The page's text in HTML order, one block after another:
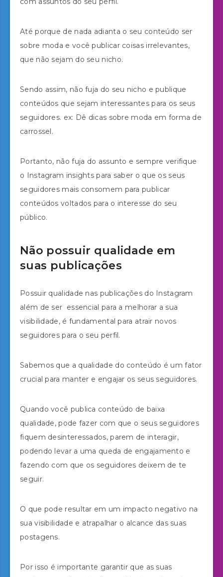
Até porque de nada adianta o seu conteúdo ser
sobre moda e você publicar coisas irrelevantes,
que não sejam do seu nicho.
Sendo assim, não fuja do seu nicho e publique
conteúdos que sejam interessantes para os seus
seguidores. ex: Dê dicas sobre moda em forma de
carrossel.
Portanto, não fuja do assunto e sempre verifique
o Instagram insights para saber o que os seus
seguidores mais consomem para publicar
conteúdos voltados para o interesse do seu
público.
Não possuir qualidade em
suas publicações
Possuir qualidade nas publicações do Instagram
além de ser essencial para a melhorar a sua
visibilidade, é fundamental para atrair novos
seguidores para o seu perfil.
Sabemos que a qualidade do conteúdo é um fator
crucial para manter e engajar os seus seguidores.
Quando você publica conteúdo de baixa
qualidade, pode fazer com que o seus seguidores
fiquem desinteressados, parem de interagir,
podendo levar a uma queda de engajamento e
fazendo com que os seguidores deixem de te
seguir.
O que pode resultar em um impacto negativo na
sua visibilidade e atrapalhar o alcance das suas
postagens.
Por isso é importante garantir que as suas